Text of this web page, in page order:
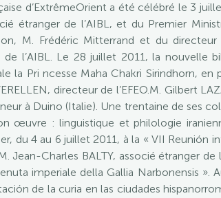
d’ExtrêmeOrient a été célébré le 3
étranger de l’AIBL, et du Premier
M. Frédéric Mitterrand et du directeur
l’AIBL. Le 28 juillet 2011, la nouvelle
la Pri ncesse Maha Chakri Sirindhorn, en
directeur de l’EFEO.M. Gilbert
à Duino (Italie). Une trentaine de ses
œuvre : linguistique et philologie
du 4 au 6 juillet 2011, à la « VII Reunión
Charles BALTY, associé étranger de
imperiale della Gallia Narbonensis ».
de la curia en las ciudades